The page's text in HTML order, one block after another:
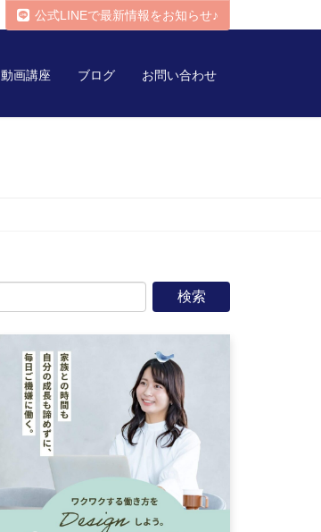
公式LINEで最新情報をお知らせ♪
動画講座 ブログ お問い合わせ